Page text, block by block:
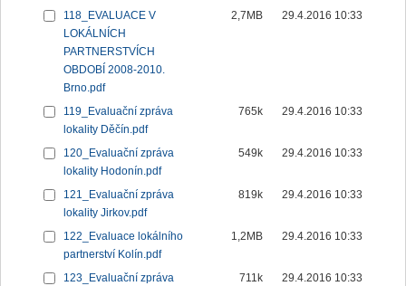
118_EVALUACE V
LOKÁLNÍCH
PARTNERSTVÍCH
OBDOBÍ 2008-2010.
Brno.pdf
2,7MB 29.4.2016 10:33
119_Evaluační zpráva
lokality Děčín.pdf
765k 29.4.2016 10:33
120_Evaluační zpráva
lokality Hodonín.pdf
549k 29.4.2016 10:33
121_Evaluační zpráva
lokality Jirkov.pdf
819k 29.4.2016 10:33
122_Evaluace lokálního
partnerství Kolín.pdf
1,2MB 29.4.2016 10:33
123_Evaluační zpráva
711k 29.4.2016 10:33